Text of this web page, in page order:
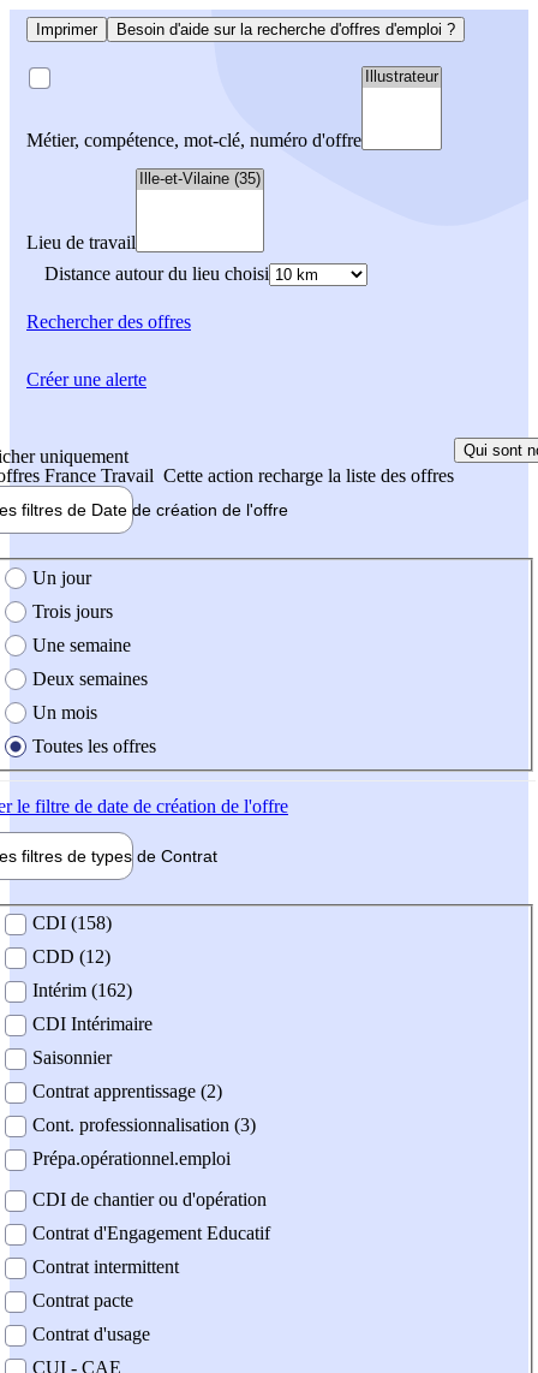
Imprimer Besoin d'aide sur la recherche d'offres d'emploi ?
Métier, compétence, mot-clé, numéro d'offre
Lieu de travail
Distance autour du lieu choisi
Rechercherdes offres
uniquement
France Travail Cette action recharge la liste des offres
Qui sont
filtres de Date de création de l'offre
création de l'offre
Un jour
Trois jours
Une semaine
Deux semaines
Un mois
Toutes les offres
le filtre de date de création de l'offre
filtres de types de Contrat
contrat
CDI (158)
CDD (12)
Intérim (162)
CDI Intérimaire
Saisonnier
Contrat apprentissage (2)
Cont. professionnalisation (3)
Prépa.opérationnel.emploi
CDI de chantier ou d'opération
Contrat d'Engagement Educatif
Contrat intermittent
Contrat pacte
Contrat d'usage
CUI - CAE
Créer une alerte